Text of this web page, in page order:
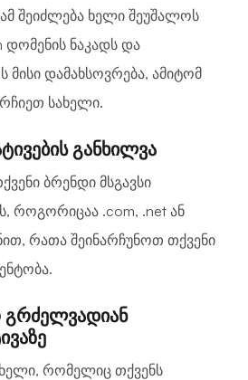
შეიძლება ხელი შეუშალოს
დომენის ნაკადს და
დამახსოვრება, ამიტომ
სახელი.
განხილვა
ბრენდი მსგავსი
როგორიცაა .com, .net ან
რათა შეინარჩუნოთ თქვენი
რომელიც თქვენს